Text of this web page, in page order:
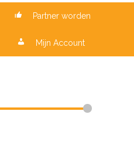
Partner worden
Mijn Account